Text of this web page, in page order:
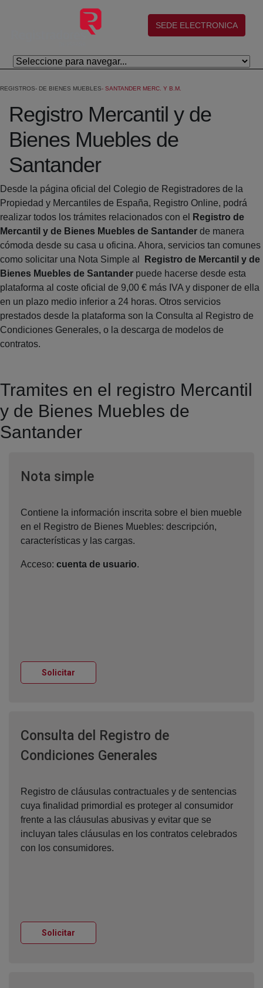
Salta al contingut principal
(abre en nueva ventana)
SEDE ELECTRONICA
REGISTROS DE BIENES MUEBLES SANTANDER MERC. Y B.M.
Registro Mercantil y de
Bienes Muebles de
Santander
Desde la página oficial del Colegio de Registradores de la
Propiedad y Mercantiles de España, Registro Online, podrá
realizar todos los trámites relacionados con el
Registro de
Mercantil y de Bienes Muebles de Santander de manera
cómoda desde su casa u oficina. Ahora, servicios tan comunes
como solicitar una Nota Simple al
Registro de Mercantil y de
Bienes Muebles de Santander puede hacerse desde esta
plataforma al coste oficial de 9,00 € más IVA y disponer de ella
en un plazo medio inferior a 24 horas. Otros servicios
prestados desde la plataforma son la Consulta al Registro de
Condiciones Generales, o la descarga de modelos de
contratos.
Tramites en el registro Mercantil
y de Bienes Muebles de
Santander
Nota simpleVentana nueva
Contiene la información inscrita sobre el bien mueble
en el Registro de Bienes Muebles: descripción,
características y las cargas.
Acceso: cuenta de usuario.
Solicitar
Consulta del Registro de
Condiciones Generales
Registro de cláusulas contractuales y de sentencias
cuya finalidad primordial es proteger al consumidor
frente a las cláusulas abusivas y evitar que se
incluyan tales cláusulas en los contratos celebrados
con los consumidores.
Solicitar